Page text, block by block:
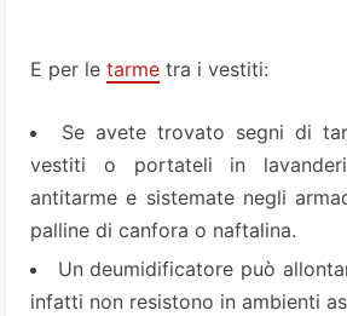
E per le tarme tra i vestiti:
Se avete trovato segni di
vestiti o portateli in
antitarme e sistemate negli
palline di canfora o naftalina.
Un deumidificatore può
infatti non resistono in ambienti